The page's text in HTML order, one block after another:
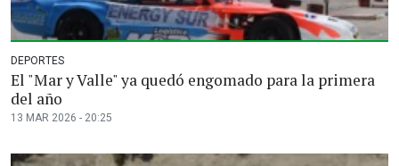
DEPORTES
El "Mar y Valle" ya quedó engomado para la primera
del año
13 MAR 2026 - 20:25